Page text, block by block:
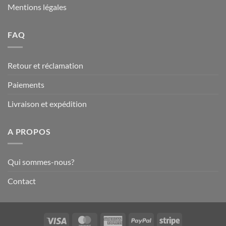
Mentions légales
FAQ
Retour et réclamation
Paiements
Livraison et expédition
A PROPOS
Qui sommes-nous?
Contact
Visa MasterCardAmericanPayPal Stripe